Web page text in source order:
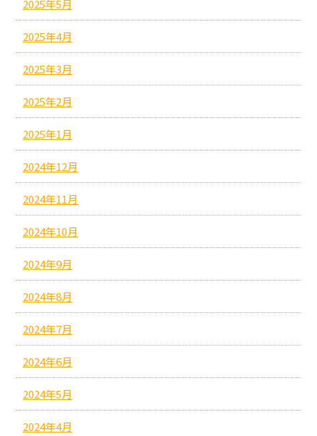
2025年5月
2025年4月
2025年3月
2025年2月
2025年1月
2024年12月
2024年11月
2024年10月
2024年9月
2024年8月
2024年7月
2024年6月
2024年5月
2024年4月